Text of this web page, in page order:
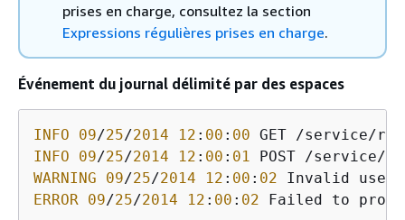
prises en charge, consultez la section
Expressions régulières prises en charge.
Événement du journal délimité par des espaces
INFO 09/25/2014 12 : 00 : 00 GET /service/
INFO
09/25/2014 12 : 00 : 01
POST /service/
WARNING
09/25/2014 12 : 00 : 02
ERROR
09/25/2014 12 : 00 : 02 Failed to